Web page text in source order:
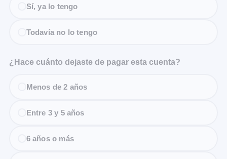
Sí, ya lo tengo
Todavía no lo tengo
¿Hace cuánto dejaste de pagar esta cuenta?
Menos de 2 años
Entre 3 y 5 años
6 años o más